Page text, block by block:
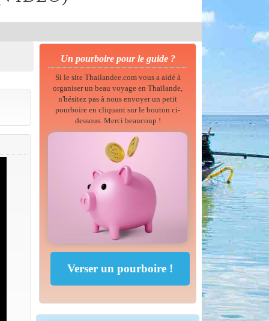
Un pourboire pour le guide ?
Si le site Thailandee.com vous a aidé à
organiser un beau voyage en Thaïlande,
n'hésitez pas à nous envoyer un petit
pourboire en cliquant sur le bouton ci-
dessous. Merci beaucoup !